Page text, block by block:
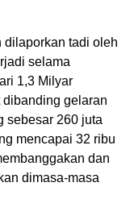
dilaporkan tadi oleh
selama
1,3 Milyar
gelaran
sebesar 260 juta
mencapai 32 ribu
dan
dimasa-masa